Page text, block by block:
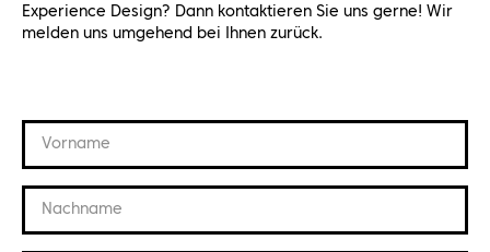
Experience Design? Dann kontaktieren Sie uns gerne! Wir
melden uns umgehend bei Ihnen zurück.
Vorname
Nachname